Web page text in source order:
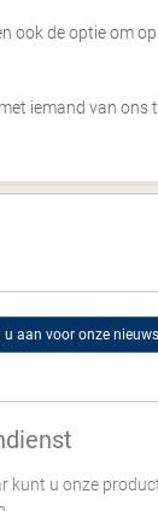
ook de optie om
iemand van ons
u aan voor onze
kunt u onze